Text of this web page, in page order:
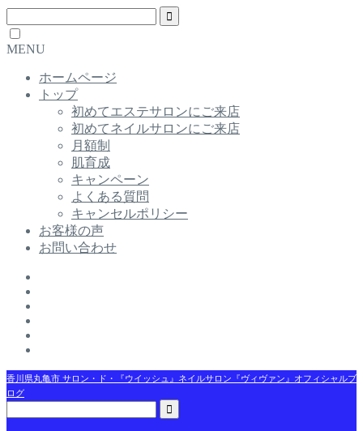
MENU
ホームページ
トップ
初めてエステサロンにご来店
初めてネイルサロンにご来店
月額制
肌育成
キャンペーン
よくある質問
キャンセルポリシー
お客様の声
お問い合わせ
香川県丸亀市 サロン・ド・『ウイッシュ』ネイルサロン『ヴィヴァン』オフィシャルブ
ログ